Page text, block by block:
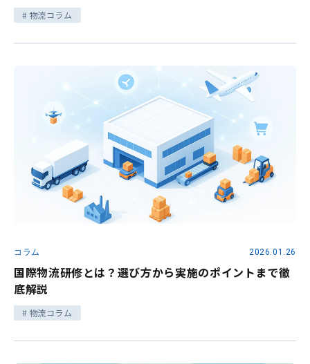
物流コラム
コラム 2026.01.26
国際物流研修とは？選び方から実施のポイントまで徹
底解説
物流コラム